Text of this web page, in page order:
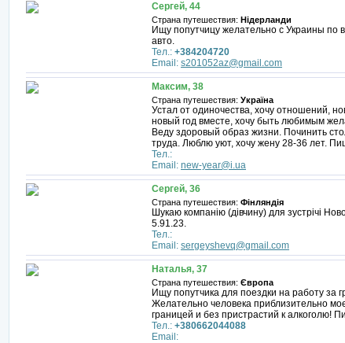
Сергей, 44
Страна путешествия: Нідерланди
Ищу попутчицу желательно с Украины по
авто.
Тел.: +384204720
Email: s201052az@gmail.com
Максим, 38
Страна путешествия: Україна
Устал от одиночества, хочу отношений,
новый год вместе, хочу быть любимым
Веду здоровый образ жизни. Починить
труда. Люблю уют, хочу жену 28-36 лет.
Тел.:
Email: new-year@i.ua
Сергей, 36
Страна путешествия: Фінляндія
Шукаю компанію (дівчину) для зустрічі
5.91.23.
Тел.:
Email: sergeyshevq@gmail.com
Наталья, 37
Страна путешествия: Європа
Ищу попутчика для поездки на работу за
Желательно человека приблизительно
границей и без пристрастий к алкоголю!
Тел.: +380662044088
Email: